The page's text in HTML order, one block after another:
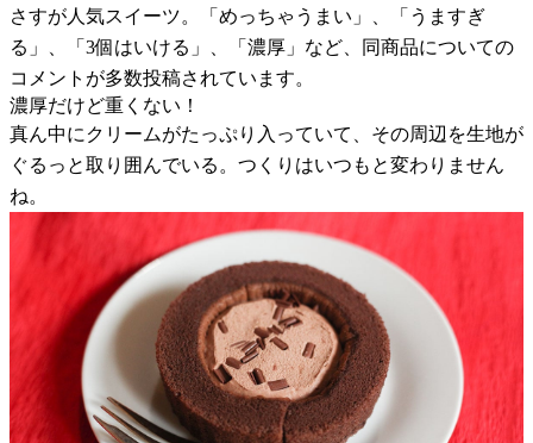
さすが人気スイーツ。「めっちゃうまい」、「うますぎ
る」、「3個はいける」、「濃厚」など、同商品についての
コメントが多数投稿されています。
濃厚だけど重くない！
真ん中にクリームがたっぷり入っていて、その周辺を生地が
ぐるっと取り囲んでいる。つくりはいつもと変わりません
ね。